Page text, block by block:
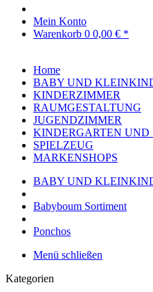
Mein Konto
Warenkorb 0 0,00 € *
Home
BABY UND
KINDERZIMMER
RAUMGESTALTUNG
JUGENDZIMMER
KINDERGARTEN UND
SPIELZEUG
MARKENSHOPS
BABY UND
Babyboum Sortiment
Ponchos
Menü schließen
Kategorien